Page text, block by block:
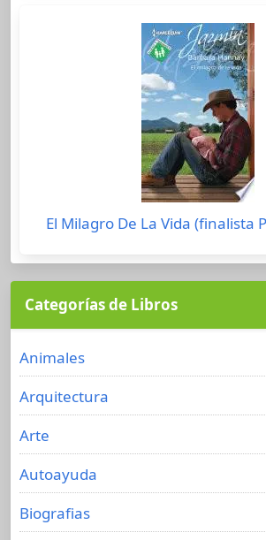
El Milagro De La Vida (finalista
Categorías de Libros
Animales
Arquitectura
Arte
Autoayuda
Biografias